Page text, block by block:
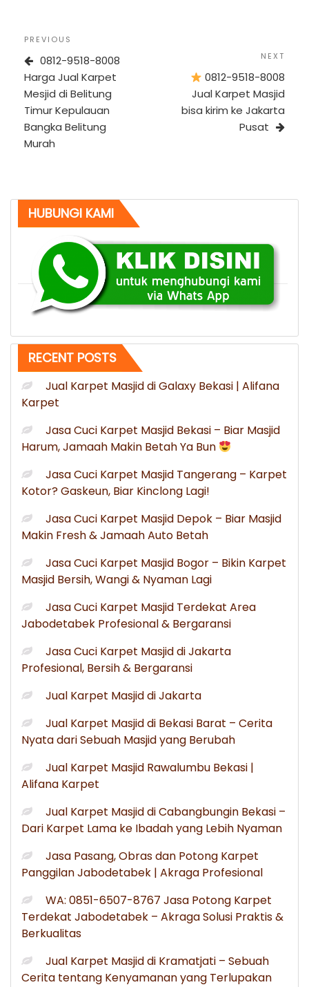
Post
navigation
Previous
Post
PREVIOUS
0812-9518-8008
Harga Jual Karpet
Mesjid di Belitung
Timur Kepulauan
Bangka Belitung
Murah
NEXT
0812-9518-8008
Jual Karpet Masjid
bisa kirim ke Jakarta
Pusat
HUBUNGI KAMI
RECENT POSTS
Jual Karpet Masjid di Galaxy Bekasi | Alifana
Karpet
Jasa Cuci Karpet Masjid Bekasi – Biar Masjid
Harum, Jamaah Makin Betah Ya Bun
Jasa Cuci Karpet Masjid Tangerang – Karpet
Kotor? Gaskeun, Biar Kinclong Lagi!
Jasa Cuci Karpet Masjid Depok – Biar Masjid
Makin Fresh & Jamaah Auto Betah
Jasa Cuci Karpet Masjid Bogor – Bikin Karpet
Masjid Bersih, Wangi & Nyaman Lagi
Jasa Cuci Karpet Masjid Terdekat Area
Jabodetabek Profesional & Bergaransi
Jasa Cuci Karpet Masjid di Jakarta
Profesional, Bersih & Bergaransi
Jual Karpet Masjid di Jakarta
Jual Karpet Masjid di Bekasi Barat – Cerita
Nyata dari Sebuah Masjid yang Berubah
Jual Karpet Masjid Rawalumbu Bekasi |
Alifana Karpet
Jual Karpet Masjid di Cabangbungin Bekasi –
Dari Karpet Lama ke Ibadah yang Lebih Nyaman
Jasa Pasang, Obras dan Potong Karpet
Panggilan Jabodetabek | Akraga Profesional
WA: 0851-6507-8767 Jasa Potong Karpet
Terdekat Jabodetabek – Akraga Solusi Praktis &
Berkualitas
Jual Karpet Masjid di Kramatjati – Sebuah
Cerita tentang Kenyamanan yang Terlupakan